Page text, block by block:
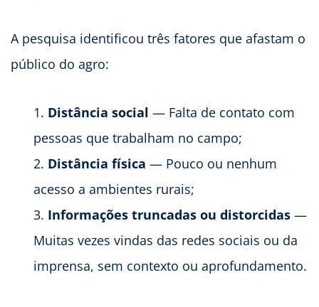
A pesquisa identificou três fatores que afastam o
público do agro:
Distância social — Falta de contato com
pessoas que trabalham no campo;
Distância física — Pouco ou nenhum
acesso a ambientes rurais;
Informações truncadas ou distorcidas —
Muitas vezes vindas das redes sociais ou da
imprensa, sem contexto ou aprofundamento.